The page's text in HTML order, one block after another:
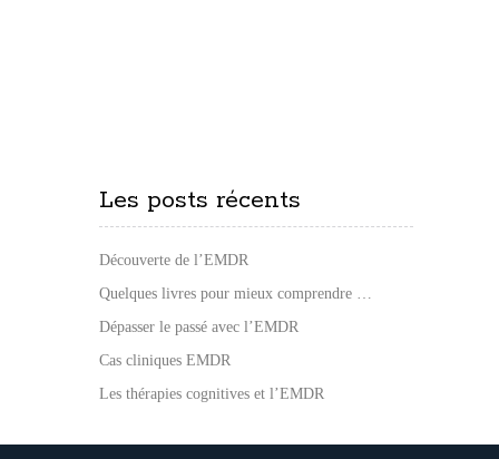
Les posts récents
Découverte de l’EMDR
Quelques livres pour mieux comprendre …
Dépasser le passé avec l’EMDR
Cas cliniques EMDR
Les thérapies cognitives et l’EMDR